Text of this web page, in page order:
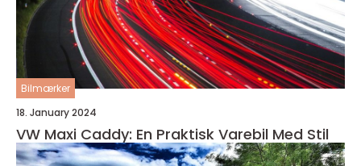
Bilmærker
18. January 2024
VW Maxi Caddy: En Praktisk Varebil Med Stil